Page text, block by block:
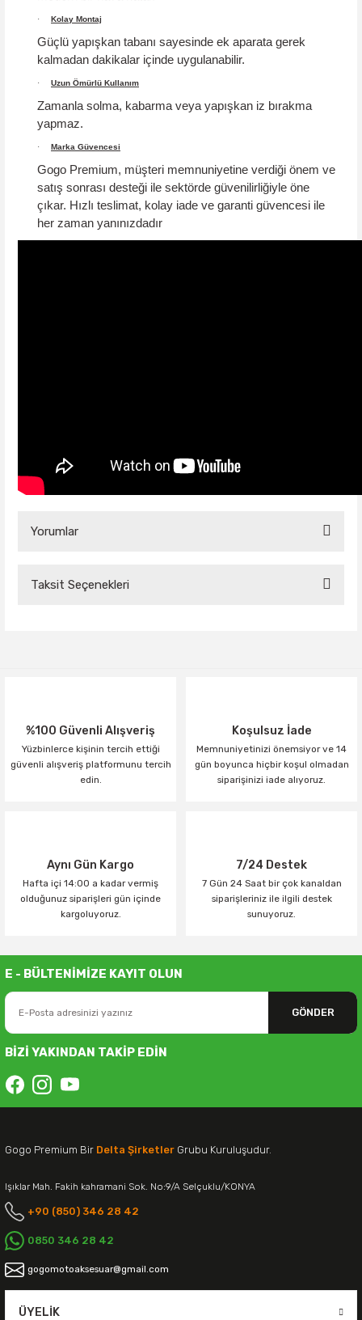
· Kolay Montaj
Güçlü yapışkan tabanı sayesinde ek aparata gerek
kalmadan dakikalar içinde uygulanabilir.
· Uzun Ömürlü Kullanım
Zamanla solma, kabarma veya yapışkan iz bırakma
yapmaz.
· Marka Güvencesi
Gogo Premium, müşteri memnuniyetine verdiği önem ve
satış sonrası desteği ile sektörde güvenilirliğiyle öne
çıkar. Hızlı teslimat, kolay iade ve garanti güvencesi ile
her zaman yanınızdadır
Yorumlar
Taksit Seçenekleri
%100 Güvenli Alışveriş
Yüzbinlerce kişinin tercih ettiği
güvenli alışveriş platformunu tercih
edin.
Koşulsuz İade
Memnuniyetinizi önemsiyor ve 14
gün boyunca hiçbir koşul olmadan
siparişinizi iade alıyoruz.
Aynı Gün Kargo
Hafta içi 14:00 a kadar vermiş
olduğunuz siparişleri gün içinde
kargoluyoruz.
7/24 Destek
7 Gün 24 Saat bir çok kanaldan
siparişleriniz ile ilgili destek
sunuyoruz.
E - BÜLTENİMİZE KAYIT OLUN
GÖNDER
BİZİ YAKINDAN TAKİP EDİN
Gogo Premium Bir Delta Şirketler Grubu Kuruluşudur.
Işıklar Mah. Fakih kahramani Sok. No:9/A Selçuklu/KONYA
+90 (850) 346 28 42
0850 346 28 42
gogomotoaksesuar@gmail.com
ÜYELIK